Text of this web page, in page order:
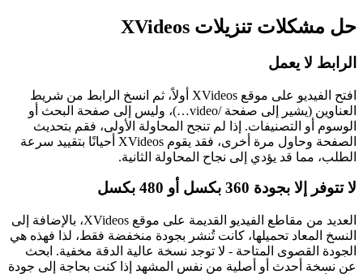
حل مشكلات تنزيلات XVideos
الرابط لا يعمل
افتح الفيديو على موقع XVideos أولاً، ثم انسخ الرابط من شريط
العناوين (يشير إلى صفحة /video…)، وليس إلى صفحة البحث أو
الوسوم أو التصنيفات. إذا لم تنجح المحاولة الأولى، فقم بتحديث
الصفحة وحاول مرة أخرى، فقد يقوم XVideos أحيانًا بتقييد سرعة
الطلب، مما قد يؤدي إلى نجاح المحاولة الثانية.
لا تتوفر إلا بجودة 360 بكسل أو 480 بكسل
العديد من مقاطع الفيديو القديمة على موقع XVideos، بالإضافة إلى
النسخ المعاد تحميلها، كانت تُنشر بجودة منخفضة فقط، لذا فهذه هي
الجودة القصوى المتاحة - لا توجد نسخة عالية الدقة مخفية. ابحث
عن نسخة أحدث أو أصلية من نفس المشهد إذا كنت بحاجة إلى جودة